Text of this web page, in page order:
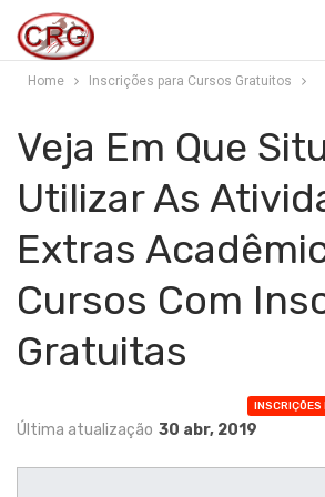
Home Inscrições para Cursos Gratuitos
Veja Em Que
Utilizar As
Extras
Cursos Com
Gratuitas
Última atualização 30 abr, 2019